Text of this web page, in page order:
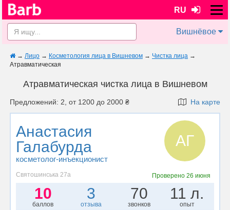
RU
Вишнёвое
→ Лицо → Косметология лица в Вишневом → Чистка лица →
Атравматическая
Атравматическая чистка лица в Вишневом
Предложений: 2, от 1200 до 2000 ₴ На карте
Анастасия
Галабурда
косметолог-инъекционист
АГ
Святошинська 27а Проверено 26 июня
10
баллов
3
отзыва
70
звонков
11 л.
опыт